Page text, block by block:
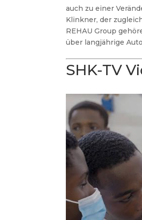
auch zu einer
Klinkner, der
REHAU Group
über langjährige
SHK-TV